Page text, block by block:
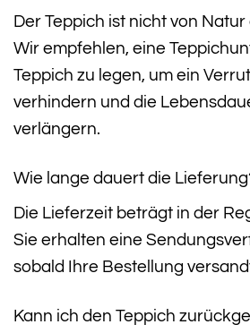
Der Teppich ist nicht von
Wir empfehlen, eine
Teppich zu legen, um ein
verhindern und die
verlängern.
Wie lange dauert die
Die Lieferzeit beträgt in der
Sie erhalten eine
sobald Ihre Bestellung
Kann ich den Teppich